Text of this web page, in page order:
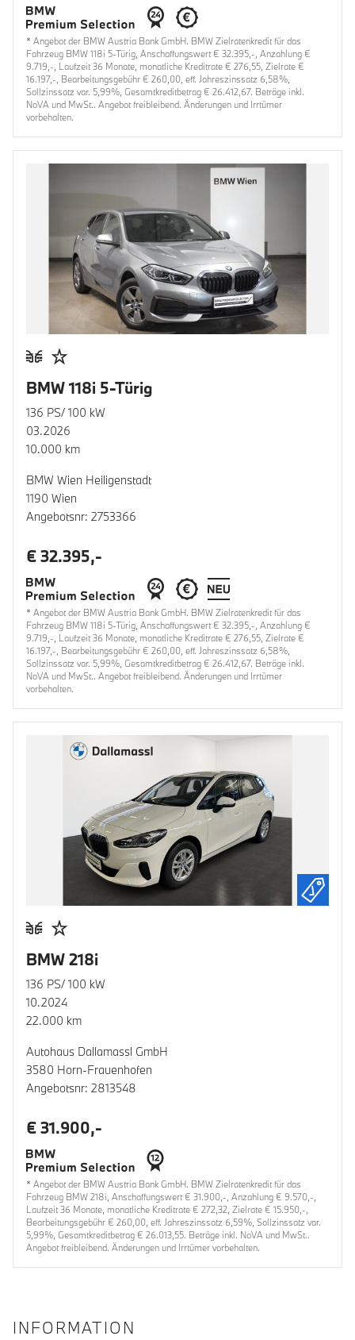
* Angebot der BMW Austria Bank GmbH. BMW Zielratenkredit für das
Fahrzeug BMW 118i 5-Türig, Anschaffungswert € 32.395,-, Anzahlung €
9.719,-, Laufzeit 36 Monate, monatliche Kreditrate € 276,55, Zielrate €
16.197,-, Bearbeitungsgebühr € 260,00, eff. Jahreszinssatz 6,58%,
Sollzinssatz var. 5,99%, Gesamtkreditbetrag € 26.412,67. Beträge inkl.
NoVA und MwSt.. Angebot freibleibend. Änderungen und Irrtümer
vorbehalten.
BMW 118i 5-Türig
136 PS/ 100 kW
03.2026
10.000 km
BMW Wien Heiligenstadt
1190 Wien
Angebotsnr: 2753366
€ 32.395,-
* Angebot der BMW Austria Bank GmbH. BMW Zielratenkredit für das
Fahrzeug BMW 118i 5-Türig, Anschaffungswert € 32.395,-, Anzahlung €
9.719,-, Laufzeit 36 Monate, monatliche Kreditrate € 276,55, Zielrate €
16.197,-, Bearbeitungsgebühr € 260,00, eff. Jahreszinssatz 6,58%,
Sollzinssatz var. 5,99%, Gesamtkreditbetrag € 26.412,67. Beträge inkl.
NoVA und MwSt.. Angebot freibleibend. Änderungen und Irrtümer
vorbehalten.
BMW 218i
136 PS/ 100 kW
10.2024
22.000 km
Autohaus Dallamassl GmbH
3580 Horn-Frauenhofen
Angebotsnr: 2813548
€ 31.900,-
* Angebot der BMW Austria Bank GmbH. BMW Zielratenkredit für das
Fahrzeug BMW 218i, Anschaffungswert € 31.900,-, Anzahlung € 9.570,-,
Laufzeit 36 Monate, monatliche Kreditrate € 272,32, Zielrate € 15.950,-,
Bearbeitungsgebühr € 260,00, eff. Jahreszinssatz 6,59%, Sollzinssatz var.
5,99%, Gesamtkreditbetrag € 26.013,55. Beträge inkl. NoVA und MwSt..
Angebot freibleibend. Änderungen und Irrtümer vorbehalten.
INFORMATION